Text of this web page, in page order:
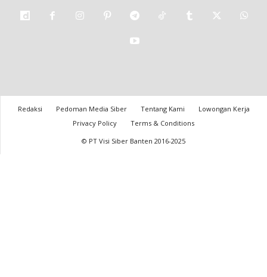
Redaksi Pedoman Media Siber Tentang Kami
Lowongan Kerja
Privacy Policy
Terms & Conditions
© PT Visi Siber Banten 2016-2025